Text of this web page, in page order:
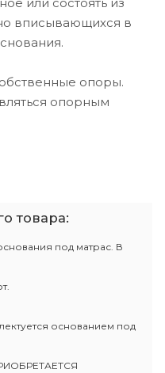
вписывающихся в
опоры.
опорным
товара:
под матрас. В
основанием под